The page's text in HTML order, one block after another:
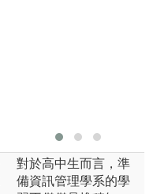
對於高中生而言，準
備資訊管理學系的學